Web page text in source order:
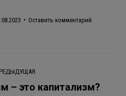
Оставить комментарий
Предыдущая
– это капитализм?